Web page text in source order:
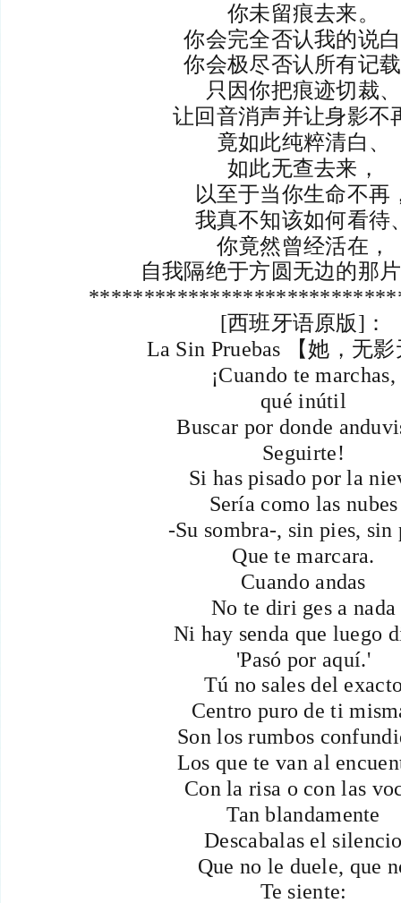
你未留痕去来。
你会完全否认我的说
你会极尽否认所有记
只因你把痕迹切裁、
让回音消声并让身影不
竟如此纯粹清白、
如此无查去来，
以至于当你生命不再
我真不知该如何看待
你竟然曾经活在，
自我隔绝于方圆无边的那
[西班牙语原版]：
La Sin Pruebas 【她，无
¡Cuando te marchas,
qué inútil
Buscar por donde
Seguirte!
Si has pisado por la
Sería como las nubes
-Su sombra-, sin pies, sin
Que te marcara.
Cuando andas
No te diri ges a nada
Ni hay senda que luego
'Pasó por aquí.'
Tú no sales del
Centro puro de ti
Son los rumbos
Los que te van al
Con la risa o con las
Tan blandamente
Descabalas el
Que no le duele, que
Te siente: